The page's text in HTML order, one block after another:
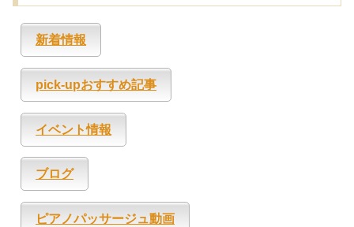
新着情報
pick-upおすすめ記事
イベント情報
ブログ
ピアノパッサージュ動画